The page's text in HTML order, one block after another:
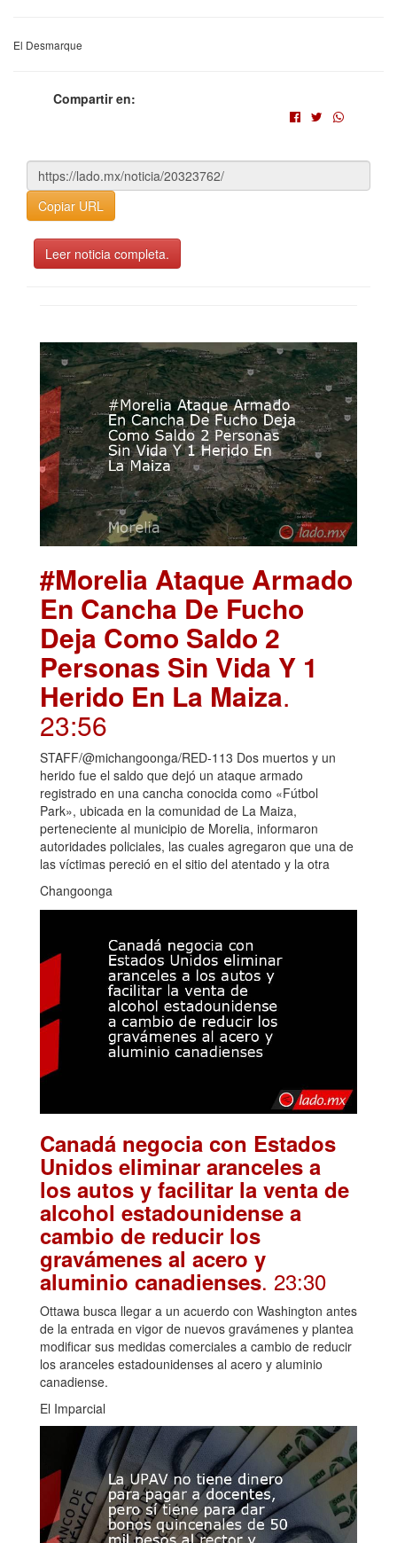
El Desmarque
Compartir en:
Copiar URL
Leer noticia completa.
#Morelia Ataque Armado
En Cancha De Fucho
Deja Como Saldo 2
Personas Sin Vida Y 1
Herido En La Maiza.
23:56
STAFF/@michangoonga/RED-113 Dos muertos y un
herido fue el saldo que dejó un ataque armado
registrado en una cancha conocida como «Fútbol
Park», ubicada en la comunidad de La Maiza,
perteneciente al municipio de Morelia, informaron
autoridades policiales, las cuales agregaron que una de
las víctimas pereció en el sitio del atentado y la otra
Changoonga
Canadá negocia con Estados
Unidos eliminar aranceles a
los autos y facilitar la venta de
alcohol estadounidense a
cambio de reducir los
gravámenes al acero y
aluminio canadienses. 23:30
Ottawa busca llegar a un acuerdo con Washington antes
de la entrada en vigor de nuevos gravámenes y plantea
modificar sus medidas comerciales a cambio de reducir
los aranceles estadounidenses al acero y aluminio
canadiense.
El Imparcial